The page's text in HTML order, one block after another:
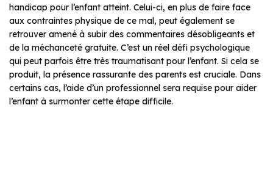
handicap pour l’enfant atteint. Celui-ci, en plus de faire face
aux contraintes physique de ce mal, peut également se
retrouver amené à subir des commentaires désobligeants et
de la méchanceté gratuite. C’est un réel défi psychologique
qui peut parfois être très traumatisant pour l’enfant. Si cela se
produit, la présence rassurante des parents est cruciale. Dans
certains cas, l’aide d’un professionnel sera requise pour aider
l’enfant à surmonter cette étape difficile.